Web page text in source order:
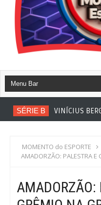
SÉRIE B VINÍCIUS
MOMENTO do ESPORTE
AMADORZÃO: PALESTRA E
AMADORZÃO: